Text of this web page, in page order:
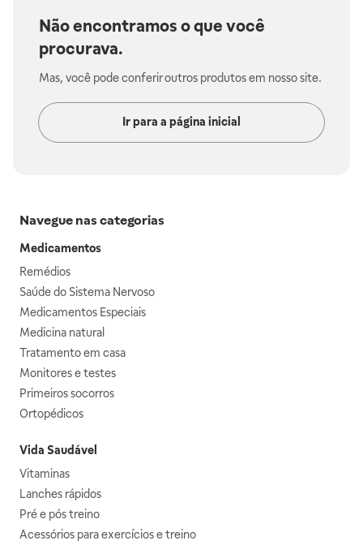
Não encontramos o que você
procurava.
Mas, você pode conferir outros produtos em nosso site.
Ir para a página inicial
Navegue nas categorias
Medicamentos
Remédios
Saúde do Sistema Nervoso
Medicamentos Especiais
Medicina natural
Tratamento em casa
Monitores e testes
Primeiros socorros
Ortopédicos
Vida Saudável
Vitaminas
Lanches rápidos
Pré e pós treino
Acessórios para exercícios e treino